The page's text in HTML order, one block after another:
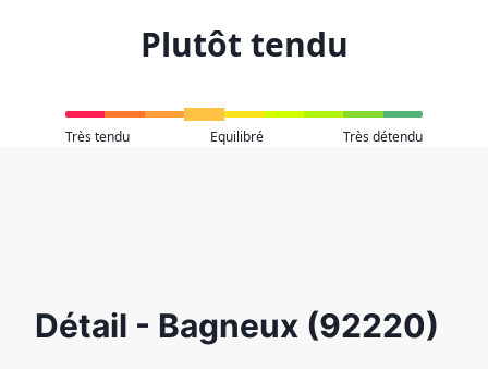
Plutôt tendu
Très tendu Equilibré Très détendu
Détail - Bagneux (92220)